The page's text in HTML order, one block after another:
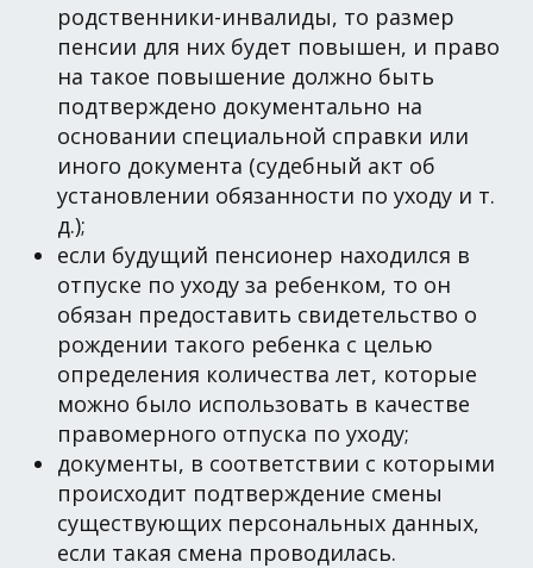
родственники-инвалиды, то размер
пенсии для них будет повышен, и право
на такое повышение должно быть
подтверждено документально на
основании специальной справки или
иного документа (судебный акт об
установлении обязанности по уходу и т.
д.);
если будущий пенсионер находился в
отпуске по уходу за ребенком, то он
обязан предоставить свидетельство о
рождении такого ребенка с целью
определения количества лет, которые
можно было использовать в качестве
правомерного отпуска по уходу;
документы, в соответствии с которыми
происходит подтверждение смены
существующих персональных данных,
если такая смена проводилась.